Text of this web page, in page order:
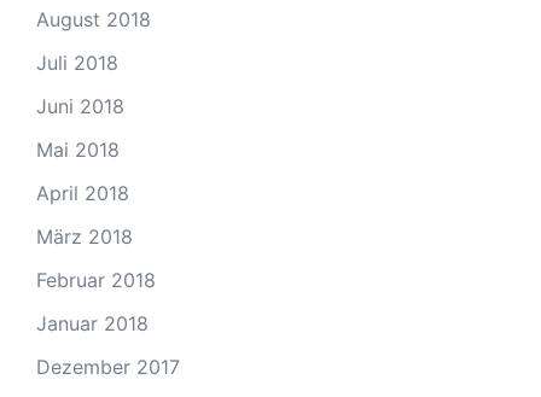
August 2018
Juli 2018
Juni 2018
Mai 2018
April 2018
März 2018
Februar 2018
Januar 2018
Dezember 2017